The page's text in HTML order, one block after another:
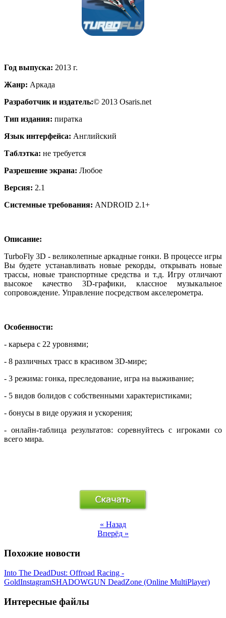
Год выпуска: 2013 г.
Жанр: Аркада
Разработчик и издатель:© 2013 Osaris.net
Тип издания: пиратка
Язык интерфейса: Английский
Таблэтка: не требуется
Разрешение экрана: Любое
Версия: 2.1
Системные требования: ANDROID 2.1+
Описание:
TurboFly 3D - великолепные аркадные гонки. В процессе игры
Вы будете устанавливать новые рекорды, открывать новые
трассы, новые транспортные средства и т.д. Игру отличают
высокое качество 3D-графики, классное музыкальное
сопровождение. Управление посредством акселерометра.
Особенности:
- карьера с 22 уровнями;
- 8 различных трасс в красивом 3D-мире;
- 3 режима: гонка, преследование, игра на выживание;
- 5 видов болидов с собственными характеристиками;
- бонусы в виде оружия и ускорения;
- онлайн-таблица результатов: соревнуйтесь с игроками со
всего мира.
« Назад
Вперёд »
Похожие новости
Into The DeadDust: Offroad Racing -
GoldInstagramSHADOWGUN DeadZone (Online MultiPlayer)
Интересные файлы